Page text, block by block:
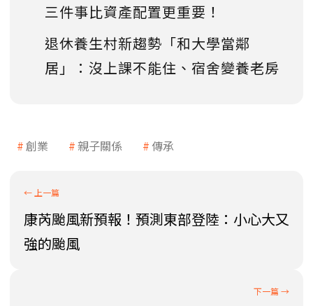
三件事比資產配置更重要！
退休養生村新趨勢「和大學當鄰
居」：沒上課不能住、宿舍變養老房
創業 親子關係 傳承
康芮颱風新預報！預測東部登陸：小心大又
強的颱風